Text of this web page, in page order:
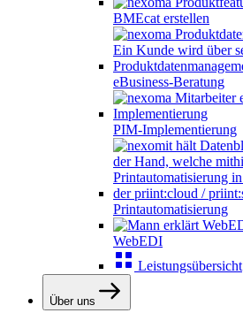
BMEcat erstellen
eBusiness-Beratung
PIM-Implementierung
Printautomatisierung
WebEDI
Leistungsübersicht
Über uns